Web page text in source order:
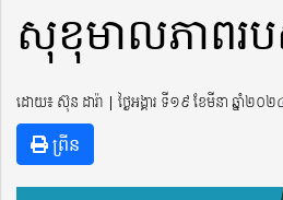
សុខុមាលភាពរ
ដោយ៖ ស៊ុន ដារ៉ា ​​ | ថ្ងៃអង្គារ ទី១៩ ខែមីនា ឆ្នាំ២០២
ព្រីន